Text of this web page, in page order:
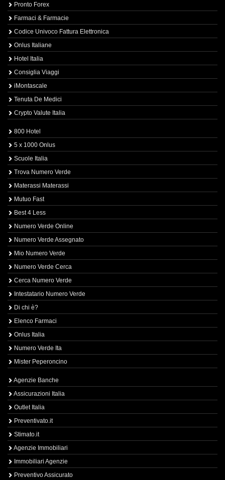
Pronto Forex
Farmaci & Farmacie
Codice Univoco Fattura Elettronica
Onlus Italiane
Hotel Italia
Consiglia Viaggi
iMontascale
Tenuta De Medici
Crypto Valute Italia
800 Hotel
5 x 1000 Onlus
Scuole Italia
Trova Numero Verde
Materassi Materassi
Mutuo Fast
Best 4 Less
Numero Verde Online
Numero Verde Assegnato
Mio Numero Verde
Numero Verde Cerca
Cerca Numero Verde
Intestatario Numero Verde
Di chi è?
Elenco Farmaci
Onlus Italia
Numero Verde Ita
Mister Peperoncino
Agenzie Banche
Assicurazioni Italia
Outlet Italia
Preventivato.it
Stimato.it
Agenzie Immobiliari
Immobiliari Agenzie
Preventivo Assicurato